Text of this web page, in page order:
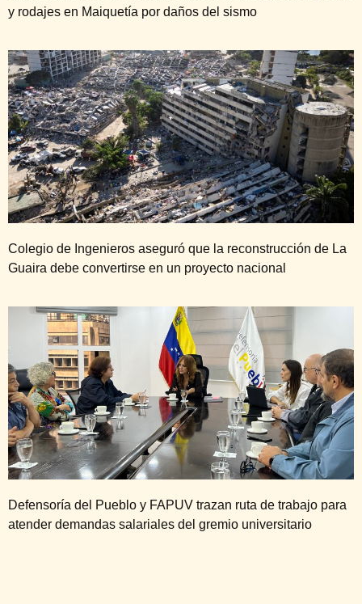
y rodajes en Maiquetía por daños del sismo
Colegio de Ingenieros aseguró que la reconstrucción de La
Guaira debe convertirse en un proyecto nacional
Defensoría del Pueblo y FAPUV trazan ruta de trabajo para
atender demandas salariales del gremio universitario